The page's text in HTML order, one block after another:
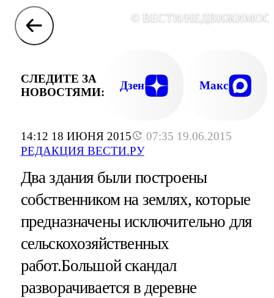
14:12 18 ИЮНЯ 2015
07:35 19.06.2015
РЕДАКЦИЯ ВЕСТИ.РУ
© ВЕСТИ/
СЛЕДИТЕ ЗА
НОВОСТЯМИ:
Дзен Макс
Два здания были построены
собственником на землях, которые
предназначены исключительно для
сельскохозяйственных
работ.Большой скандал
разворачивается в деревне